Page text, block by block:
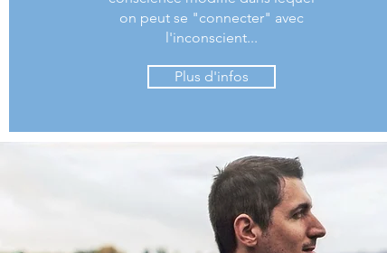
on peut se "connecter" avec
l'inconscient...
Plus d'infos